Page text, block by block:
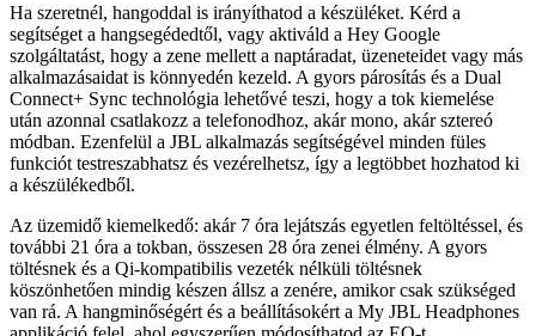
Ha szeretnél, hangoddal is irányíthatod a készüléket. Kérd a
segítséget a hangsegédedtől, vagy aktiváld a Hey Google
szolgáltatást, hogy a zene mellett a naptáradat, üzeneteidet vagy más
alkalmazásaidat is könnyedén kezeld. A gyors párosítás és a Dual
Connect+ Sync technológia lehetővé teszi, hogy a tok kiemelése
után azonnal csatlakozz a telefonodhoz, akár mono, akár sztereó
módban. Ezenfelül a JBL alkalmazás segítségével minden füles
funkciót testreszabhatsz és vezérelhetsz, így a legtöbbet hozhatod ki
a készülékedből.
Az üzemidő kiemelkedő: akár 7 óra lejátszás egyetlen feltöltéssel, és
további 21 óra a tokban, összesen 28 óra zenei élmény. A gyors
töltésnek és a Qi-kompatibilis vezeték nélküli töltésnek
köszönhetően mindig készen állsz a zenére, amikor csak szükséged
van rá. A hangminőségért és a beállításokért a My JBL Headphones